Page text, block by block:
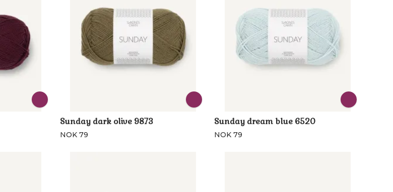
Sunday dark olive 9873
NOK 79
Sunday dream blue 6520
NOK 79